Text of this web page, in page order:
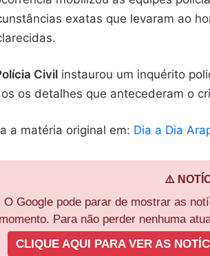
exatas que levaram ao
Civil instaurou um inquérito
os detalhes que antecederam o
a matéria original em: Dia a Dia
⚠️
O Google pode parar de mostrar as
momento. Para não perder nenhuma
CLIQUE AQUI PARA VER AS